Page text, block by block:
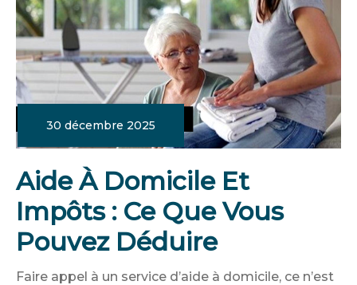
30 décembre 2025
Aide À Domicile Et
Impôts : Ce Que Vous
Pouvez Déduire
Faire appel à un service d’aide à domicile, ce n’est